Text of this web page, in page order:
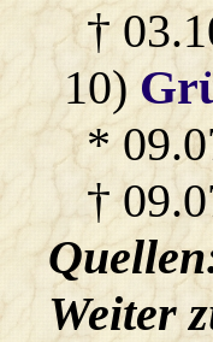
†
10)
*
†
Weiter